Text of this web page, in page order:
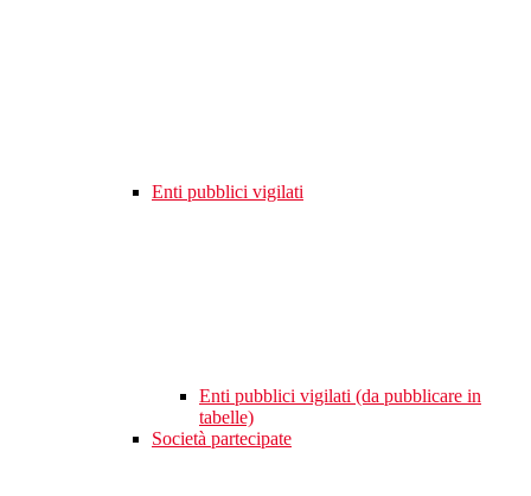
Enti pubblici vigilati
Enti pubblici vigilati (da pubblicare in
tabelle)
Società partecipate